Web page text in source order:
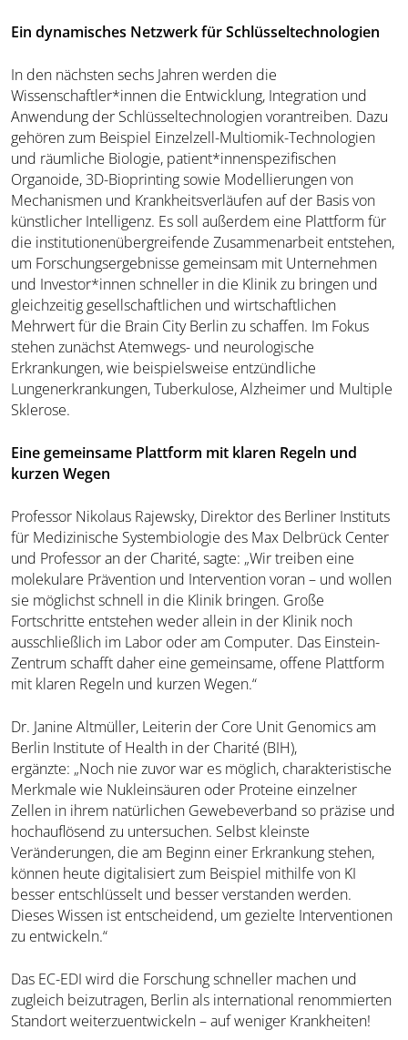
Ein dynamisches Netzwerk für Schlüsseltechnologien
In den nächsten sechs Jahren werden die
Wissenschaftler*innen die Entwicklung, Integration und
Anwendung der Schlüsseltechnologien vorantreiben. Dazu
gehören zum Beispiel Einzelzell-Multiomik-Technologien
und räumliche Biologie, patient*innenspezifischen
Organoide, 3D-Bioprinting sowie Modellierungen von
Mechanismen und Krankheitsverläufen auf der Basis von
künstlicher Intelligenz. Es soll außerdem eine Plattform für
die institutionenübergreifende Zusammenarbeit entstehen,
um Forschungsergebnisse gemeinsam mit Unternehmen
und Investor*innen schneller in die Klinik zu bringen und
gleichzeitig gesellschaftlichen und wirtschaftlichen
Mehrwert für die Brain City Berlin zu schaffen. Im Fokus
stehen zunächst Atemwegs- und neurologische
Erkrankungen, wie beispielsweise entzündliche
Lungenerkrankungen, Tuberkulose, Alzheimer und Multiple
Sklerose.
Eine gemeinsame Plattform mit klaren Regeln und
kurzen Wegen
Professor Nikolaus Rajewsky, Direktor des Berliner Instituts
für Medizinische Systembiologie des Max Delbrück Center
und Professor an der Charité, sagte: „Wir treiben eine
molekulare Prävention und Intervention voran – und wollen
sie möglichst schnell in die Klinik bringen. Große
Fortschritte entstehen weder allein in der Klinik noch
ausschließlich im Labor oder am Computer. Das Einstein-
Zentrum schafft daher eine gemeinsame, offene Plattform
mit klaren Regeln und kurzen Wegen.“
Dr. Janine Altmüller, Leiterin der Core Unit Genomics am
Berlin Institute of Health in der Charité (BIH),
ergänzte: „Noch nie zuvor war es möglich, charakteristische
Merkmale wie Nukleinsäuren oder Proteine einzelner
Zellen in ihrem natürlichen Gewebeverband so präzise und
hochauflösend zu untersuchen. Selbst kleinste
Veränderungen, die am Beginn einer Erkrankung stehen,
können heute digitalisiert zum Beispiel mithilfe von KI
besser entschlüsselt und besser verstanden werden.
Dieses Wissen ist entscheidend, um gezielte Interventionen
zu entwickeln.“
Das EC-EDI wird die Forschung schneller machen und
zugleich beizutragen, Berlin als international renommierten
Standort weiterzuentwickeln – auf weniger Krankheiten!